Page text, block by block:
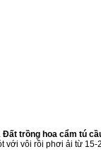
Đất trồng hoa cẩm tú
với vôi rồi phơi ải từ 15-